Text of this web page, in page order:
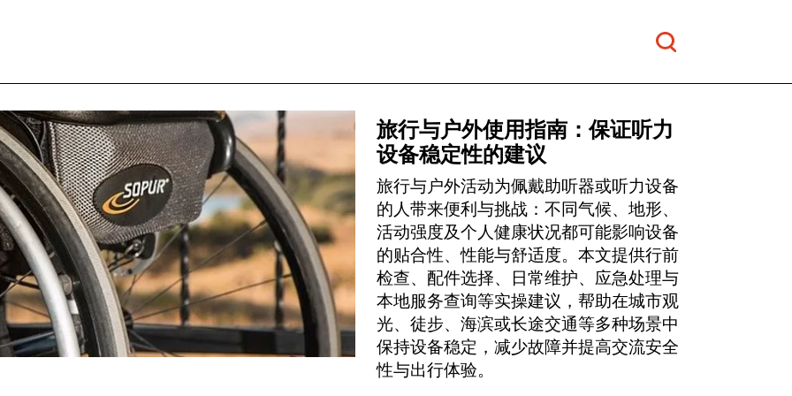
旅行与户外使用指南：保证听力
设备稳定性的建议
旅行与户外活动为佩戴助听器或听力设备
的人带来便利与挑战：不同气候、地形、
活动强度及个人健康状况都可能影响设备
的贴合性、性能与舒适度。本文提供行前
检查、配件选择、日常维护、应急处理与
本地服务查询等实操建议，帮助在城市观
光、徒步、海滨或长途交通等多种场景中
保持设备稳定，减少故障并提高交流安全
性与出行体验。